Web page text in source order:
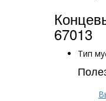
67013
Тип